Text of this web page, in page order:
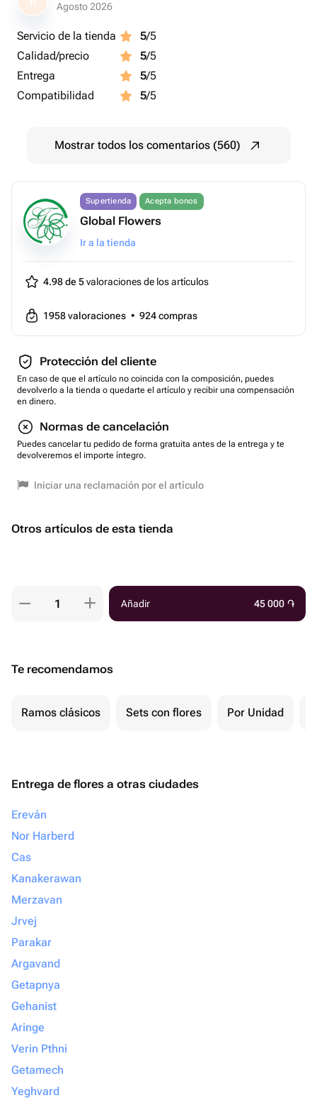
Agosto 2026
Servicio de la tienda 5/5
Calidad/precio
5/5
Entrega
5/5
Compatibilidad
5/5
Mostrar todos los comentarios (560)
Supertienda Acepta bonos
Global Flowers
Ir a la tienda
4.98 de 5valoraciones de los artículos
1958valoraciones • 924compras
Protección del cliente
En caso de que el artículo no coincida con la composición, puedes
devolverlo a la tienda o quedarte el artículo y recibir una compensación
en dinero.
Normas de cancelación
Puedes cancelar tu pedido de forma gratuita antes de la entrega y te
devolveremos el importe íntegro.
Iniciar una reclamación por el artículo
Otros artículos de esta tienda
Añadir 45 000 ֏
Te recomendamos
Ramos clásicos Sets con flores Por Unidad
Entrega de flores a otras ciudades
Ereván
Nor Harberd
Cas
Kanakerawan
Merzavan
Jrvej
Parakar
Argavand
Getapnya
Gehanist
Aringe
Verin Pthni
Getamech
Yeghvard